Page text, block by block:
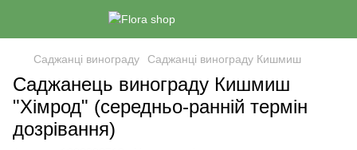
Саджанці винограду Саджанці винограду Кишмиш
Саджанець винограду Кишмиш
"Хімрод" (середньо-ранній термін
дозрівання)